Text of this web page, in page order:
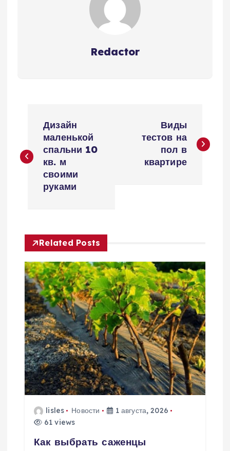
Redactor
в
а
ц
и
я
п
о
з
Дизайн
маленькой
спальни 10
кв. м
своими
руками
Виды
тестов на
пол в
квартире
Related Posts
lisles Новости
1 августа, 2026
61 views
Как выбрать саженцы